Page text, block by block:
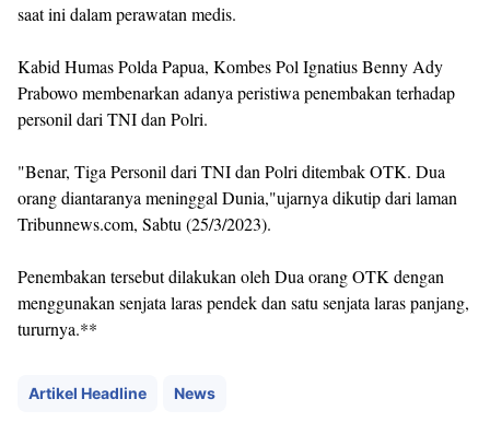
saat ini dalam perawatan medis.
Kabid Humas Polda Papua, Kombes Pol Ignatius Benny Ady
Prabowo membenarkan adanya peristiwa penembakan terhadap
personil dari TNI dan Polri.
"Benar, Tiga Personil dari TNI dan Polri ditembak OTK. Dua
orang diantaranya meninggal Dunia,"ujarnya dikutip dari laman
Tribunnews.com, Sabtu (25/3/2023).
Penembakan tersebut dilakukan oleh Dua orang OTK dengan
menggunakan senjata laras pendek dan satu senjata laras panjang,
tururnya.**
Artikel Headline News